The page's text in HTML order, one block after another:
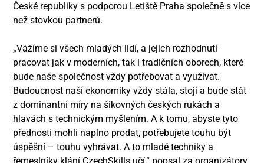
České republiky s podporou Letiště Praha společně s více
než stovkou partnerů.
„Vážíme si všech mladých lidí, a jejich rozhodnutí
pracovat jak v moderních, tak i tradičních oborech, které
bude naše společnost vždy potřebovat a využívat.
Budoucnost naší ekonomiky vždy stála, stojí a bude stát
z dominantní míry na šikovných českých rukách a
hlavách s technickým myšlením. A k tomu, abyste tyto
přednosti mohli naplno prodat, potřebujete touhu být
úspěšní – touhu vyhrávat. A to mladé techniky a